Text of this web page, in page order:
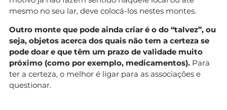
mesmo no seu lar, deve colocá-los nestes montes.
Outro monte que pode ainda criar é o do “talvez”, ou
seja, objetos acerca dos quais não tem a certeza se
pode doar e que têm um prazo de validade muito
próximo (como por exemplo, medicamentos). Para
ter a certeza, o melhor é ligar para as associações e
questionar.